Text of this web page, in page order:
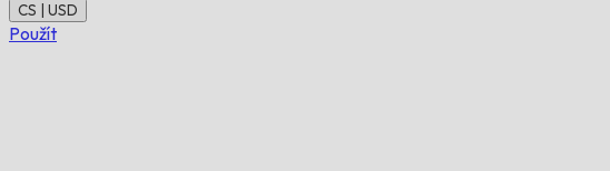
CS | USD
Použít